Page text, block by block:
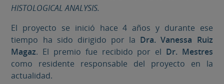
HISTOLOGICAL ANALYSIS.
El proyecto se inició hace 4 años y durante ese
tiempo ha sido dirigido por la Dra. Vanessa Ruiz
Magaz. El premio fue recibido por el Dr. Mestres
como residente responsable del proyecto en la
actualidad.